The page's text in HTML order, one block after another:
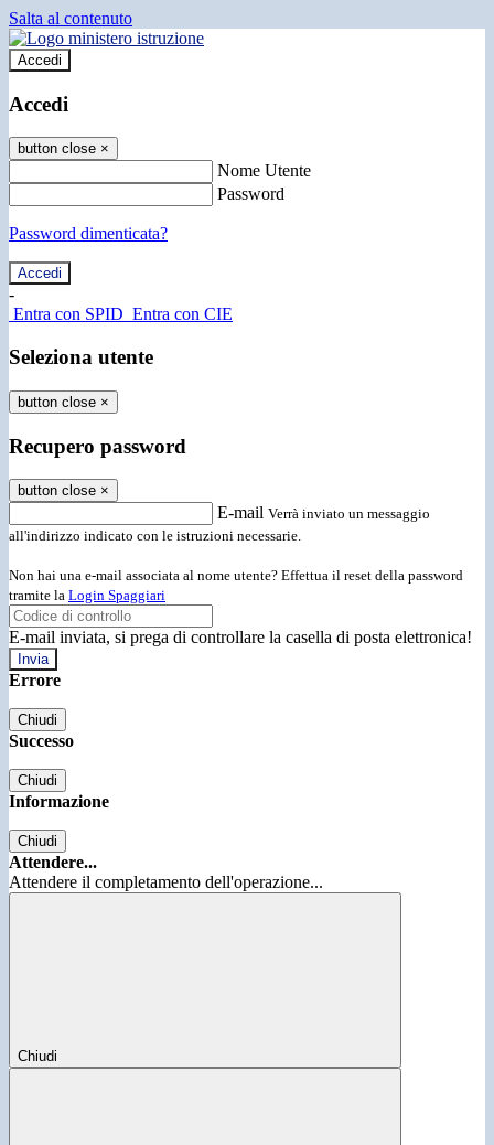
Salta al contenuto
Accedi
Accedi
button close ×
Nome Utente
Password
Password dimenticata?
-
Entra con SPID Entra con CIE
Seleziona utente
button close ×
Recupero password
button close ×
E-mail Verrà inviato un messaggio
all'indirizzo indicato con le istruzioni necessarie.
Non hai una e-mail associata al nome utente? Effettua il reset della password
tramite la Login Spaggiari
E-mail inviata, si prega di controllare la casella di posta elettronica!
Errore
Chiudi
Successo
Chiudi
Informazione
Chiudi
Attendere...
Attendere il completamento dell'operazione...
Chiudi